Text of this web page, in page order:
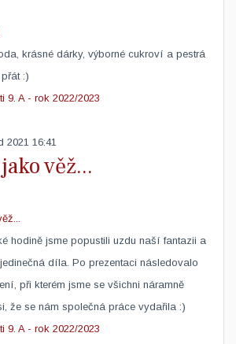
krásné dárky, výborné cukroví a pestrá
:)
9. A - rok 2022/2023
2021 16:41
věž...
hodině jsme popustili uzdu naší fantazii a
díla. Po prezentaci následovalo
při kterém jsme se všichni náramně
že se nám společná práce vydařila :)
9. A - rok 2022/2023